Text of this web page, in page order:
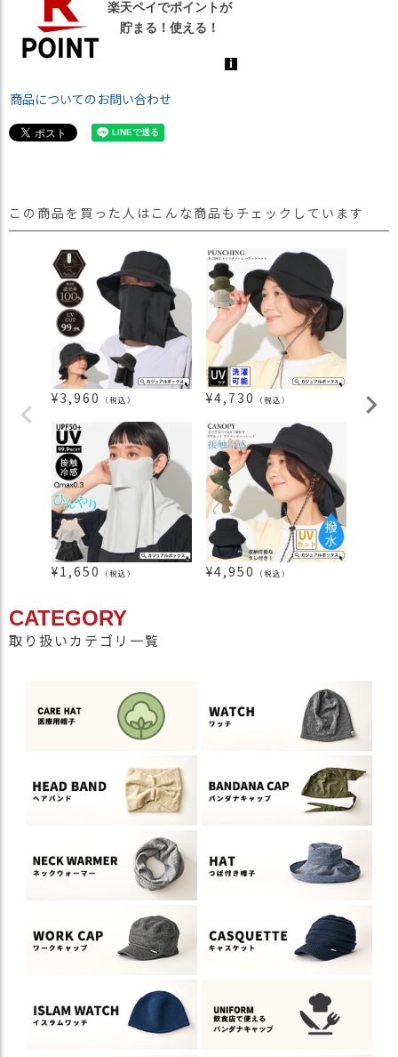
商品についてのお問い合わせ
この商品を買った人はこんな商品もチェックしています
¥3,960 （税込） ¥4,730 （税込） ¥
¥1,650 （税込） ¥4,950 （税込）
CATEGORY
取り扱いカテゴリ一覧